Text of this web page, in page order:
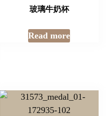
玻璃牛奶杯
Read more